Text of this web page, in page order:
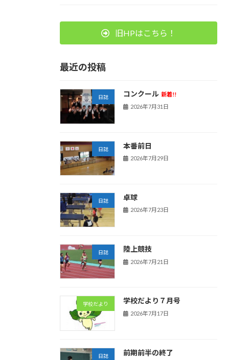
旧HPはこちら！
最近の投稿
日誌 コンクール 新着!!
2026年7月31日
日誌 本番前日
2026年7月29日
日誌 卓球
2026年7月23日
日誌 陸上競技
2026年7月21日
学校だより 学校だより７月号
2026年7月17日
日誌 前期前半の終了